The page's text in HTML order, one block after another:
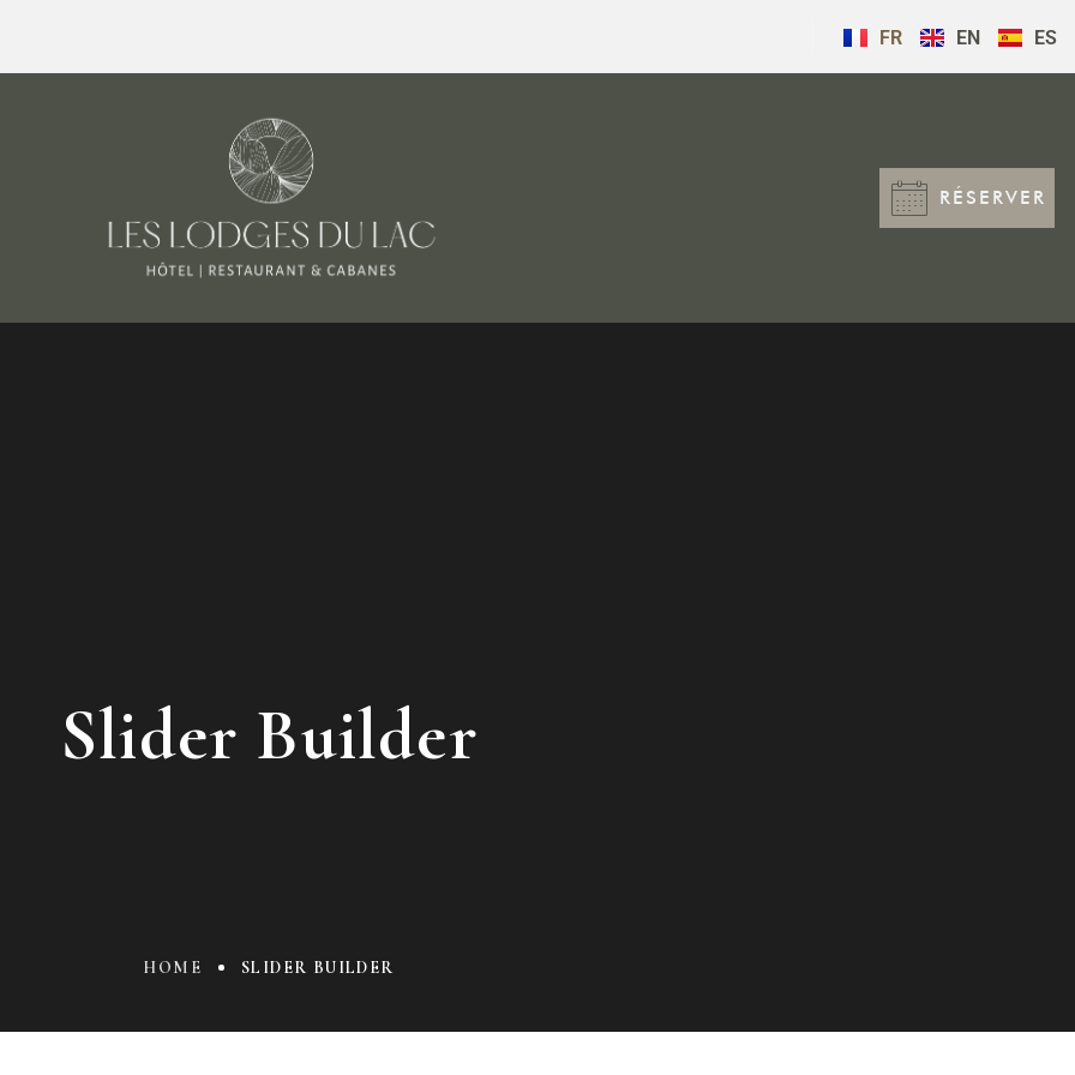
FR EN ES
RÉSERVER
Slider Builder
HOME SLIDER BUILDER